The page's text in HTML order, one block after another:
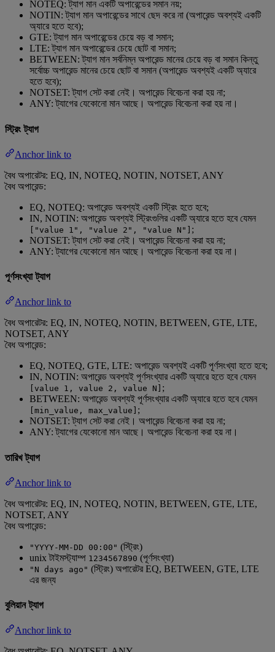
NOTEQ: ট্যাগ মান একটি অপারেন্ডের সমান নয়;
NOTIN: ট্যাগ মান অপারেন্ডের সাথে ছেদ করে না (অপারেন্ড অবশ্যই একটি
অ্যারে হতে হবে);
GTE: ট্যাগ মান অপারেন্ডের চেয়ে বড় বা সমান;
LTE: ট্যাগ মান অপারেন্ডের চেয়ে ছোট বা সমান;
BETWEEN: ট্যাগ মান সর্বনিম্ন অপারেন্ড মানের চেয়ে বড় বা সমান কিন্তু
সর্বোচ্চ অপারেন্ড মানের চেয়ে ছোট বা সমান (অপারেন্ড অবশ্যই একটি অ্যারে
হতে হবে);
NOTSET: ট্যাগ সেট করা নেই। অপারেন্ড বিবেচনা করা হয় না;
ANY: ট্যাগের যেকোনো মান আছে। অপারেন্ড বিবেচনা করা হয় না।
স্ট্রিং ট্যাগ
Anchor link to
বৈধ অপারেটর: EQ, IN, NOTEQ, NOTIN, NOTSET, ANY
বৈধ অপারেন্ড:
EQ, NOTEQ: অপারেন্ড অবশ্যই একটি স্ট্রিং হতে হবে;
IN, NOTIN: অপারেন্ড অবশ্যই স্ট্রিংগুলির একটি অ্যারে হতে হবে যেমন
["value 1", "value 2", "value N"] ;
NOTSET: ট্যাগ সেট করা নেই। অপারেন্ড বিবেচনা করা হয় না;
ANY: ট্যাগের যেকোনো মান আছে। অপারেন্ড বিবেচনা করা হয় না।
পূর্ণসংখ্যা ট্যাগ
Anchor link to
বৈধ অপারেটর: EQ, IN, NOTEQ, NOTIN, BETWEEN, GTE, LTE,
NOTSET, ANY
বৈধ অপারেন্ড:
EQ, NOTEQ, GTE, LTE: অপারেন্ড অবশ্যই একটি পূর্ণসংখ্যা হতে হবে;
IN, NOTIN: অপারেন্ড অবশ্যই পূর্ণসংখ্যার একটি অ্যারে হতে হবে যেমন
[value 1, value 2, value N] ;
BETWEEN: অপারেন্ড অবশ্যই পূর্ণসংখ্যার একটি অ্যারে হতে হবে যেমন
[min_value, max_value] ;
NOTSET: ট্যাগ সেট করা নেই। অপারেন্ড বিবেচনা করা হয় না;
ANY: ট্যাগের যেকোনো মান আছে। অপারেন্ড বিবেচনা করা হয় না।
তারিখ ট্যাগ
Anchor link to
বৈধ অপারেটর: EQ, IN, NOTEQ, NOTIN, BETWEEN, GTE, LTE,
NOTSET, ANY
বৈধ অপারেন্ড:
"YYYY-MM-DD 00:00" (স্ট্রিং)
unix টাইমস্ট্যাম্প 1234567890 (পূর্ণসংখ্যা)
"N days ago" (স্ট্রিং) অপারেটর EQ, BETWEEN, GTE, LTE
এর জন্য
বুলিয়ান ট্যাগ
Anchor link to